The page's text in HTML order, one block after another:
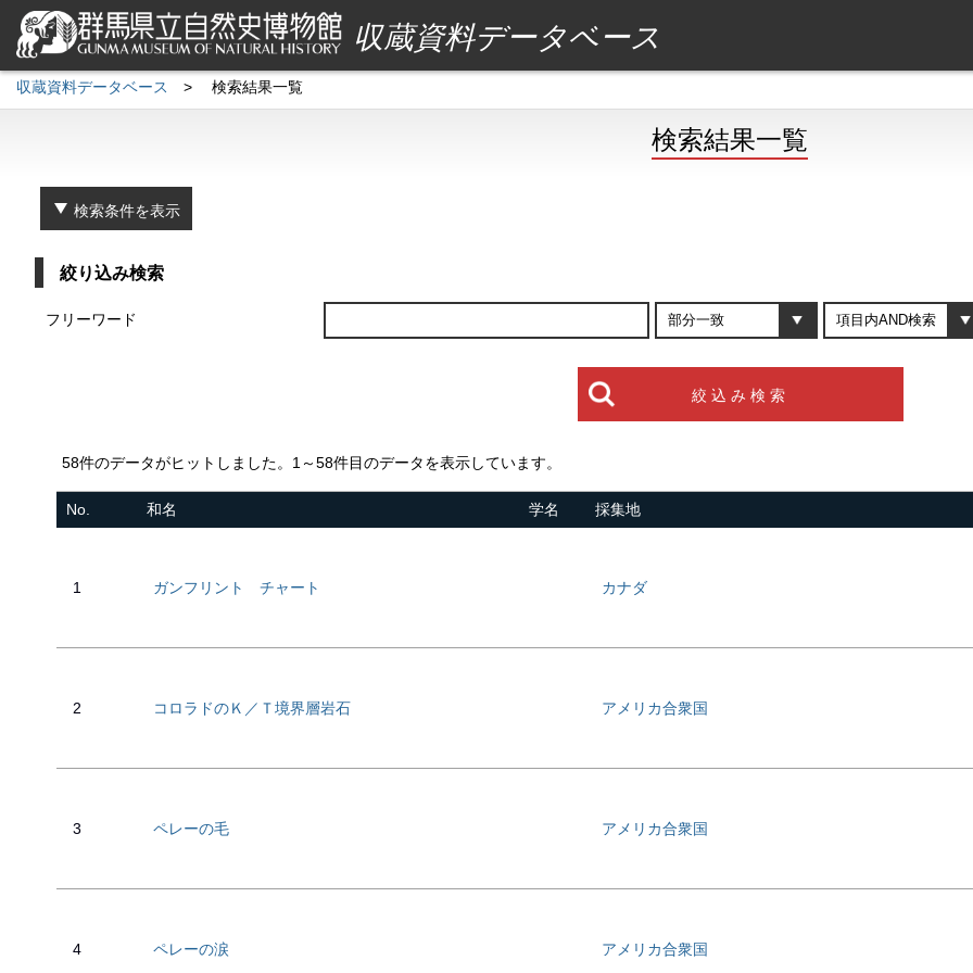
収蔵資料データベース
収蔵資料データベース > 検索結果一覧
検索結果一覧
検索条件を表示
絞り込み検索
フリーワード
58件のデータがヒットしました。1～58件目のデータを表示しています。
No. 和名 学名 採集地
1 ガンフリント チャート カナダ
2 コロラドのＫ／Ｔ境界層岩石 アメリカ合衆国
3 ペレーの毛 アメリカ合衆国
4 ペレーの涙 アメリカ合衆国